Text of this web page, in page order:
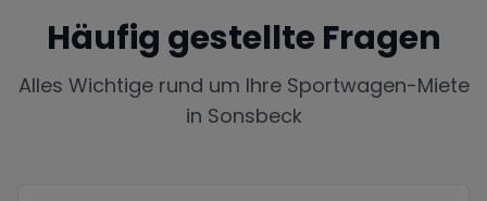
Häufig gestellte Fragen
Alles Wichtige rund um Ihre Sportwagen-Miete
in Sonsbeck